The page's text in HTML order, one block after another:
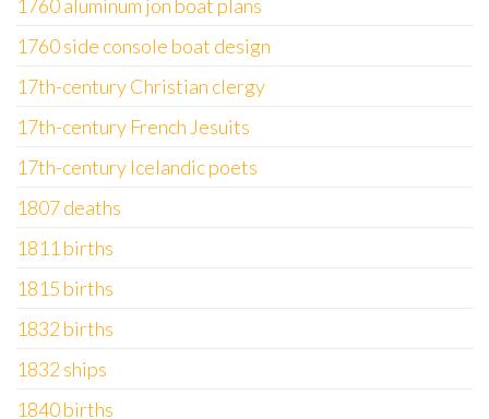
1760 aluminum jon boat plans
1760 side console boat design
17th-century Christian clergy
17th-century French Jesuits
17th-century Icelandic poets
1807 deaths
1811 births
1815 births
1832 births
1832 ships
1840 births